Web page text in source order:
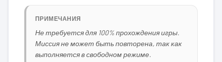
ПРИМЕЧАНИЯ
Не требуется для 100% прохождения игры.
Миссия не может быть повторена, так как
выполняется в свободном режиме.